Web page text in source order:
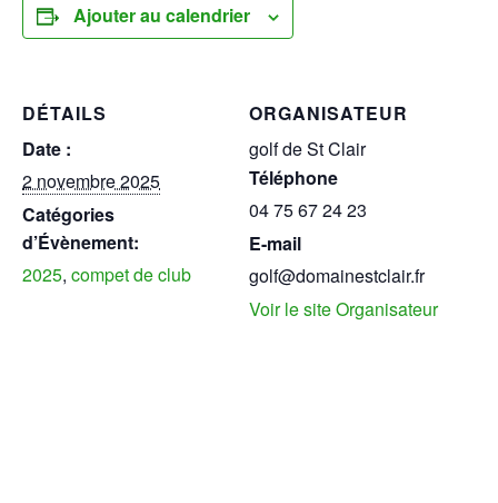
Ajouter au calendrier
DÉTAILS
Date :
2 novembre 2025
Catégories
d’Évènement:
2025, compet de club
ORGANISATEUR
golf de St Clair
Téléphone
04 75 67 24 23
E-mail
golf@domainestclair.fr
Voir le site Organisateur